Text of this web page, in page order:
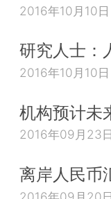
2016年10月10日
研究人士：
2016年10月10日
机构预计未
2016年09月23日
离岸人民币